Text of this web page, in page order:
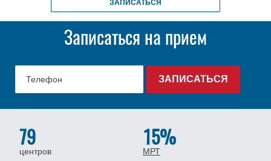
ЗАПИСАТЬСЯ
Записаться на прием
79
центров
15%
МРТ